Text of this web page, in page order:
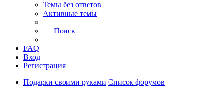
Темы без ответов
Активные темы
Поиск
FAQ
Вход
Регистрация
Подарки своими руками Список форумов